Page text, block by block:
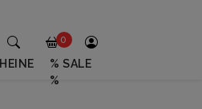
0
% SALE
%